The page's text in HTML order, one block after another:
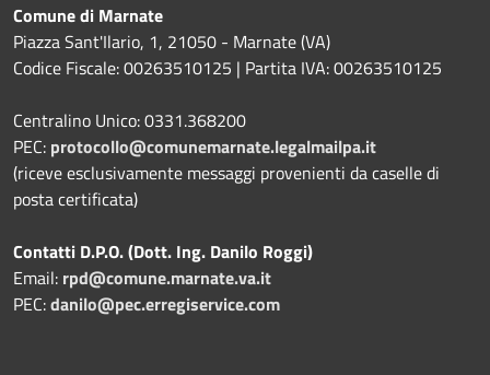
Comune di Marnate
Piazza Sant'Ilario, 1, 21050 - Marnate (VA)
Codice Fiscale: 00263510125 | Partita IVA: 00263510125
Centralino Unico: 0331.368200
PEC: protocollo@comunemarnate.legalmailpa.it
(riceve esclusivamente messaggi provenienti da caselle di
posta certificata)
Contatti D.P.O. (Dott. Ing. Danilo Roggi)
Email: rpd@comune.marnate.va.it
PEC:danilo@pec.erregiservice.com